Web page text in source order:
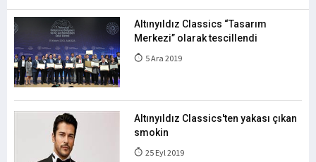
Altınyıldız Classics “Tasarım
Merkezi” olarak tescillendi
5 Ara 2019
Altınyıldız Classics'ten yakası çıkan
smokin
25 Eyl 2019